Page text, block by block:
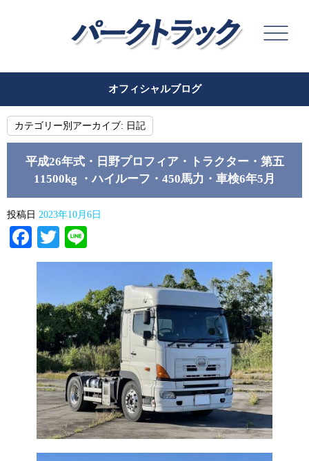
オフィシャルブログ
カテゴリー別アーカイブ: 日記
平成26年式・日野プロフィア・トラクター・第五
11500kg ・ハイルーフ・450馬力・車検6年5月
投稿日 2023年10月6日
Facebook
Twitter